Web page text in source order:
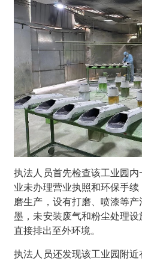
执法人员首先检查该工业园
业未办理营业执照和环保手
磨生产，设有打磨、喷漆等
墨，未安装废气和粉尘处理
直接排出至外环境。
执法人员还发现该工业园附